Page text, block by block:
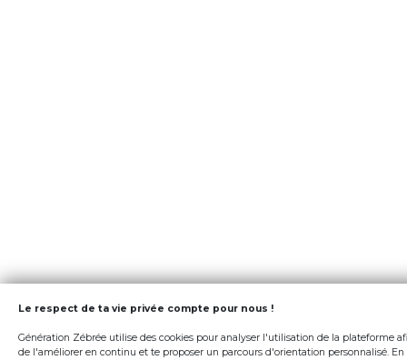
Le respect de ta vie privée compte pour nous !
Génération Zébrée utilise des cookies pour analyser l'utilisation de la plateforme
de l'améliorer en continu et te proposer un parcours d'orientation personnalisé. En